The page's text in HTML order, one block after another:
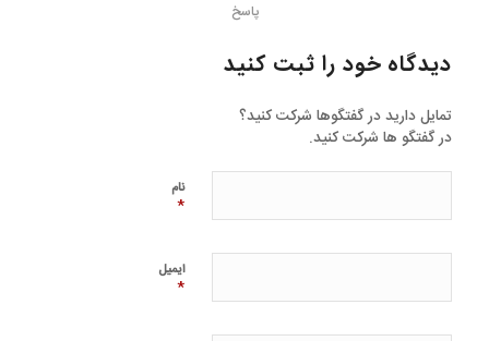
پاسخ
دیدگاه خود را ثبت کنید
تمایل دارید در گفتگوها شرکت کنید؟
در گفتگو ها شرکت کنید.
نام
*
ایمیل
*